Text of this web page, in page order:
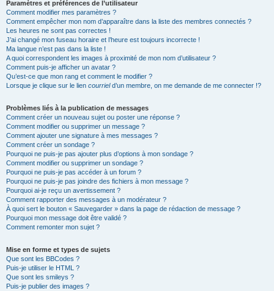
Paramètres et préférences de l’utilisateur
Comment modifier mes paramètres ?
Comment empêcher mon nom d’apparaître dans la liste des membres connectés ?
Les heures ne sont pas correctes !
J’ai changé mon fuseau horaire et l’heure est toujours incorrecte !
Ma langue n’est pas dans la liste !
A quoi correspondent les images à proximité de mon nom d’utilisateur ?
Comment puis-je afficher un avatar ?
Qu’est-ce que mon rang et comment le modifier ?
Lorsque je clique sur le lien courrield’un membre, on me demande de me connecter !?
Problèmes liés à la publication de messages
Comment créer un nouveau sujet ou poster une réponse ?
Comment modifier ou supprimer un message ?
Comment ajouter une signature à mes messages ?
Comment créer un sondage ?
Pourquoi ne puis-je pas ajouter plus d’options à mon sondage ?
Comment modifier ou supprimer un sondage ?
Pourquoi ne puis-je pas accéder à un forum ?
Pourquoi ne puis-je pas joindre des fichiers à mon message ?
Pourquoi ai-je reçu un avertissement ?
Comment rapporter des messages à un modérateur ?
À quoi sert le bouton « Sauvegarder » dans la page de rédaction de message ?
Pourquoi mon message doit être validé ?
Comment remonter mon sujet ?
Mise en forme et types de sujets
Que sont les BBCodes ?
Puis-je utiliser le HTML ?
Que sont les smileys ?
Puis-je publier des images ?